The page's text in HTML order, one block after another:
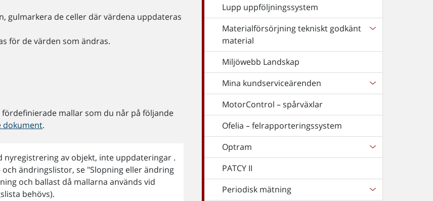
gulmarkera de celler där värdena uppdateras
för de värden som ändras.
mallar som du når på följande
dokument.
nyregistrering av objekt, inte uppdateringar .
ändringslistor, se "Slopning eller ändring
och ballast då mallarna används vid
behövs).
Lupp uppföljningssystem
Materialförsörjning tekniskt godkänt
material
Miljöwebb Landskap
Mina kundserviceärenden
MotorControl – spårväxlar
Ofelia – felrapporteringssystem
Optram
PATCY II
Periodisk mätning